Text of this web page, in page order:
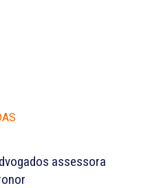
assessora